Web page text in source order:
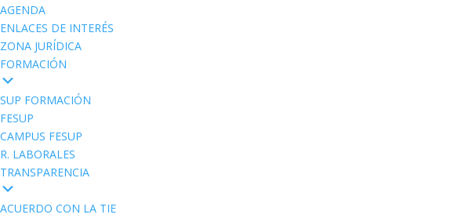
AGENDA
ENLACES DE INTERÉS
ZONA JURÍDICA
FORMACIÓN
SUP FORMACIÓN
FESUP
CAMPUS FESUP
R. LABORALES
TRANSPARENCIA
ACUERDO CON LA TIE